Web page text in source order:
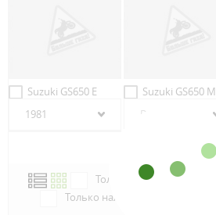
Suzuki GS650 E
1981
Suzuki GS650 M
Только в наличии
Только наличие м.Аэропорт